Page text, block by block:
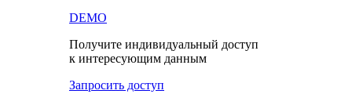
DEMO
Получите индивидуальный доступ
к интересующим данным
Запросить доступ